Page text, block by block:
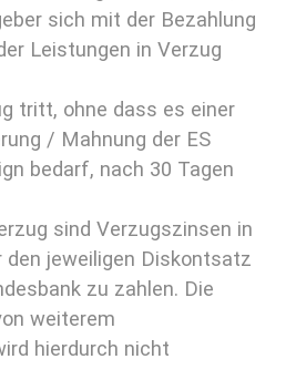
sich mit der Bezahlung
Leistungen in Verzug
tritt, ohne dass es einer
/ Mahnung der ES
bedarf, nach 30 Tagen
sind Verzugszinsen in
den jeweiligen Diskontsatz
zu zahlen. Die
weiterem
hierdurch nicht